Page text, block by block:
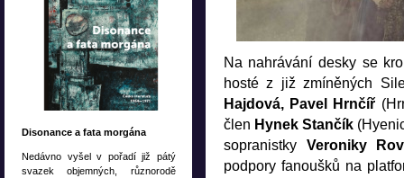
Na nahrávání desky se
hosté z již zmíněných
Hajdová, Pavel Hrnčíř
člen Hynek Stančík
sopranistky Veroniky
podpory fanoušků na
Disonance a fata morgána
Nedávno vyšel v pořadí již pátý
svazek objemných, různorodě